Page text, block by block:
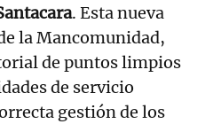
. Esta nueva
la Mancomunidad,
de puntos limpios
de servicio
gestión de los